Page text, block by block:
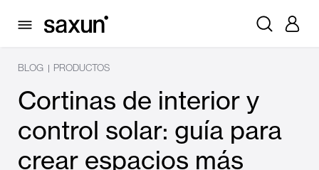
BLOG | PRODUCTOS
Cortinas de interior y
control solar: guía para
crear espacios más